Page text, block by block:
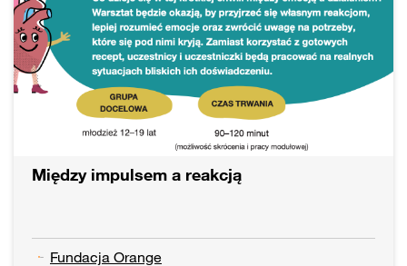
Między impulsem a reakcją
Fundacja Orange